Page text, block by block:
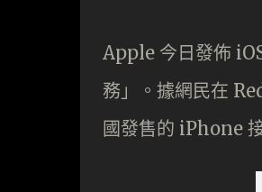
Apple 今日發佈
務」。據網民在
國發售的 iPhone